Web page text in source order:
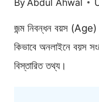
ByAbdul Ahwal
জন্ম নিবন্ধন বয়স (Age)
কিভাবে অনলাইনে বয়স
বিস্তারিত তথ্য।